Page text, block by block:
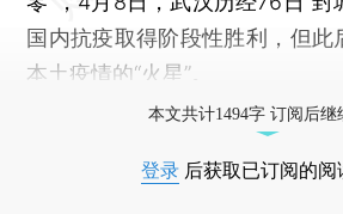
国内抗疫取得阶段性胜利，但此
本土疫情的“火星”。
本文共计1494字 订阅后继
登录 后获取已订阅的阅